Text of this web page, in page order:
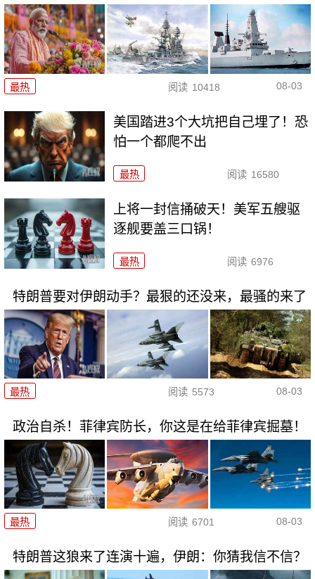
最热 阅读 10418 08-03
美国踏进3个大坑把自己埋了！恐
怕一个都爬不出
最热 阅读 16580
上将一封信捅破天！美军五艘驱
逐舰要盖三口锅！
最热 阅读 6976
特朗普要对伊朗动手？最狠的还没来，最骚的来了
最热 阅读 5573 08-03
政治自杀！菲律宾防长，你这是在给菲律宾掘墓！
最热 阅读 6701 08-03
特朗普这狼来了连演十遍，伊朗：你猜我信不信？